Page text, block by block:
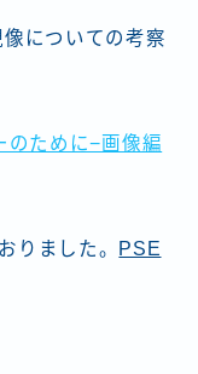
についての考察
のために−画像編
りました。 PSE